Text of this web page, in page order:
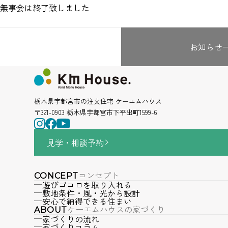
無事会は終了致しました
お知らせ
栃木県宇都宮市の注文住宅 ケーエムハウス
〒321-0903 栃木県宇都宮市下平出町1599-6
見学・相談予約
CONCEPTコンセプト
遊びゴコロを取り入れる
敷地条件・風・光から設計
安心で納得できる住まい
ABOUTケーエムハウスの家づくり
家づくりの流れ